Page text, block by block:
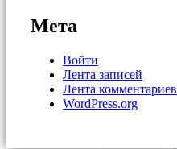
Мета
Войти
Лента записей
Лента комментариев
WordPress.org